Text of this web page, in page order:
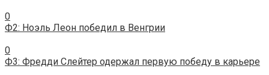
0
Ф2: Ноэль Леон победил в Венгрии
0
Ф3: Фредди Слейтер одержал первую победу в карьере